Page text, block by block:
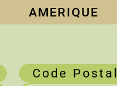
AMERIQUE
Code Postal